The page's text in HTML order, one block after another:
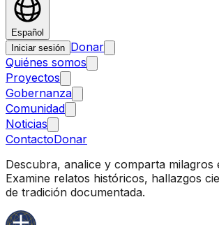
Español
Iniciar sesión Donar
Quiénes somos
Proyectos
Gobernanza
Comunidad
Noticias
ContactoDonar
Descubra, analice y comparta milagros
Examine relatos históricos, hallazgos
de tradición documentada.